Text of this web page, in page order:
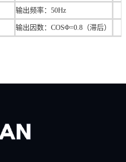
输出频率：50Hz
输出因数：COSΦ=0.8（滞后）